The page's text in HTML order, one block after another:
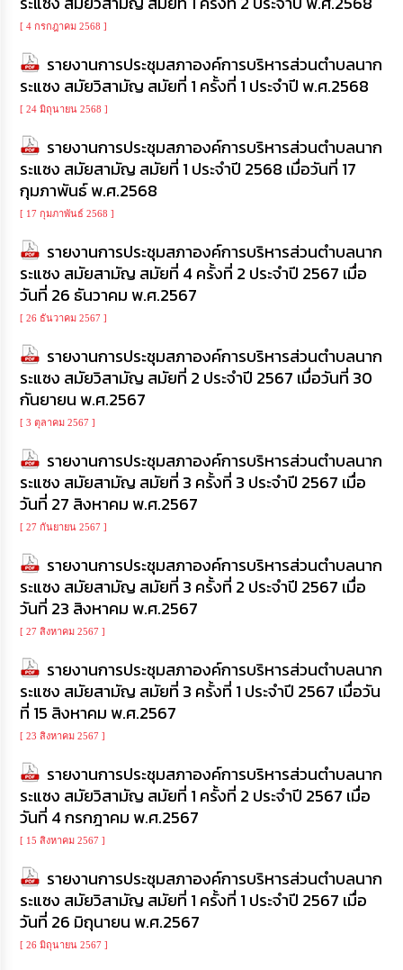
เรียน
ร้อง
ทุกข์
e-
Service
กิจการ
สภา
กิจการ
สภา
ท้อง
ถิ่น
ของ
การ
จัดการ
ความ
รู้
ข้อมูล
การ
ติดต่อ
[ 4 กรกฎาคม 2568 ]
รายงานการประชุมสภาองค์การบริหารส่วนตำบลนาก
ระแซง สมัยวิสามัญ สมัยที่ 1 ครั้งที่ 1 ประจำปี พ.ศ.2568
[ 24 มิถุนายน 2568 ]
รายงานการประชุมสภาองค์การบริหารส่วนตำบลนาก
ระแซง สมัยสามัญ สมัยที่ 1 ประจำปี 2568 เมื่อวันที่ 17
กุมภาพันธ์ พ.ศ.2568
[ 17 กุมภาพันธ์ 2568 ]
รายงานการประชุมสภาองค์การบริหารส่วนตำบลนาก
ระแซง สมัยสามัญ สมัยที่ 4 ครั้งที่ 2 ประจำปี 2567 เมื่อ
วันที่ 26 ธันวาคม พ.ศ.2567
[ 26 ธันวาคม 2567 ]
รายงานการประชุมสภาองค์การบริหารส่วนตำบลนาก
ระแซง สมัยวิสามัญ สมัยที่ 2 ประจำปี 2567 เมื่อวันที่ 30
กันยายน พ.ศ.2567
[ 3 ตุลาคม 2567 ]
รายงานการประชุมสภาองค์การบริหารส่วนตำบลนาก
ระแซง สมัยสามัญ สมัยที่ 3 ครั้งที่ 3 ประจำปี 2567 เมื่อ
วันที่ 27 สิงหาคม พ.ศ.2567
[ 27 กันยายน 2567 ]
รายงานการประชุมสภาองค์การบริหารส่วนตำบลนาก
ระแซง สมัยสามัญ สมัยที่ 3 ครั้งที่ 2 ประจำปี 2567 เมื่อ
วันที่ 23 สิงหาคม พ.ศ.2567
[ 27 สิงหาคม 2567 ]
รายงานการประชุมสภาองค์การบริหารส่วนตำบลนาก
ระแซง สมัยสามัญ สมัยที่ 3 ครั้งที่ 1 ประจำปี 2567 เมื่อวัน
ที่ 15 สิงหาคม พ.ศ.2567
[ 23 สิงหาคม 2567 ]
รายงานการประชุมสภาองค์การบริหารส่วนตำบลนาก
ระแซง สมัยวิสามัญ สมัยที่ 1 ครั้งที่ 2 ประจำปี 2567 เมื่อ
วันที่ 4 กรกฎาคม พ.ศ.2567
[ 15 สิงหาคม 2567 ]
รายงานการประชุมสภาองค์การบริหารส่วนตำบลนาก
ระแซง สมัยวิสามัญ สมัยที่ 1 ครั้งที่ 1 ประจำปี 2567 เมื่อ
วันที่ 26 มิถุนายน พ.ศ.2567
[ 26 มิถุนายน 2567 ]